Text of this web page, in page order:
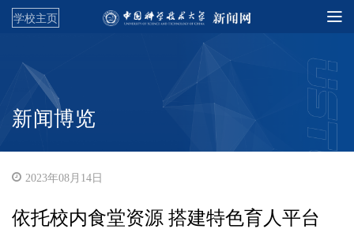
学校主页
新闻博览
2023年08月14日
依托校内食堂资源 搭建特色育人平台